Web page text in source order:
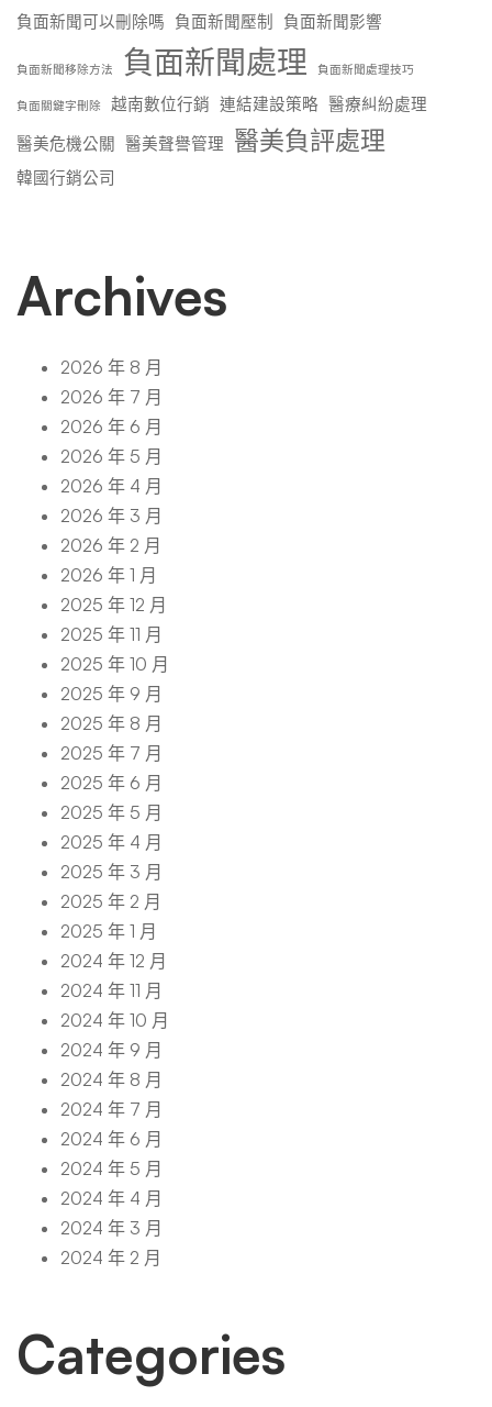
負面新聞可以刪除嗎 負面新聞壓制 負面新聞影響
負面新聞移除方法 負面新聞處理 負面新聞處理技巧
負面關鍵字刪除 越南數位行銷 連結建設策略 醫療糾紛處理
醫美危機公關 醫美聲譽管理 醫美負評處理
韓國行銷公司
Archives
2026 年 8 月
2026 年 7 月
2026 年 6 月
2026 年 5 月
2026 年 4 月
2026 年 3 月
2026 年 2 月
2026 年 1 月
2025 年 12 月
2025 年 11 月
2025 年 10 月
2025 年 9 月
2025 年 8 月
2025 年 7 月
2025 年 6 月
2025 年 5 月
2025 年 4 月
2025 年 3 月
2025 年 2 月
2025 年 1 月
2024 年 12 月
2024 年 11 月
2024 年 10 月
2024 年 9 月
2024 年 8 月
2024 年 7 月
2024 年 6 月
2024 年 5 月
2024 年 4 月
2024 年 3 月
2024 年 2 月
Categories